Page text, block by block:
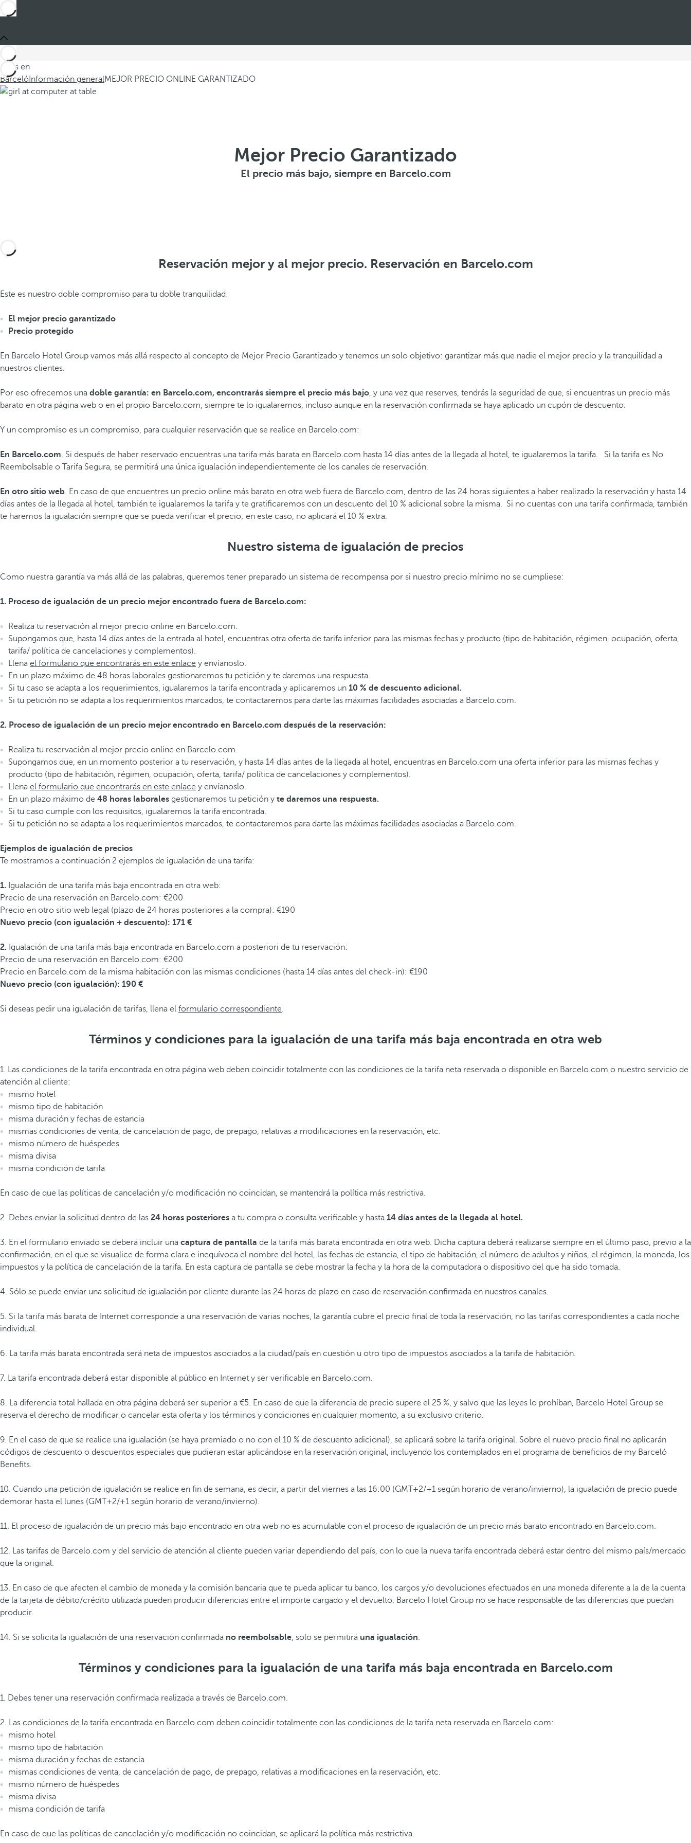
Estás en
Barceló Información generalMEJOR PRECIO ONLINE GARANTIZADO
Mejor Precio Garantizado
El precio más bajo, siempre en Barcelo.com
Reservación mejor y al mejor precio. Reservación en Barcelo.com
Este es nuestro doble compromiso para tu doble tranquilidad:
El mejor precio garantizado
Precio protegido
En Barcelo Hotel Group vamos más allá respecto al concepto de Mejor Precio Garantizado y tenemos un solo objetivo: garantizar más que nadie el mejor precio y la tranquilidad a
nuestros clientes.
Por eso ofrecemos una doble garantía: en Barcelo.com, encontrarás siempre el precio más bajo, y una vez que reserves, tendrás la seguridad de que, si encuentras un precio más
barato en otra página web o en el propio Barcelo.com, siempre te lo igualaremos, incluso aunque en la reservación confirmada se haya aplicado un cupón de descuento.
Y un compromiso es un compromiso, para cualquier reservación que se realice en Barcelo.com:
En Barcelo.com. Si después de haber reservado encuentras una tarifa más barata en Barcelo.com hasta 14 días antes de la llegada al hotel, te igualaremos la tarifa. Si la tarifa es No
Reembolsable o Tarifa Segura, se permitirá una única igualación independientemente de los canales de reservación.
En otro sitio web. En caso de que encuentres un precio online más barato en otra web fuera de Barcelo.com, dentro de las 24 horas siguientes a haber realizado la reservación y hasta 14
días antes de la llegada al hotel, también te igualaremos la tarifa y te gratificaremos con un descuento del 10 % adicional sobre la misma. Si no cuentas con una tarifa confirmada, también
te haremos la igualación siempre que se pueda verificar el precio; en este caso, no aplicará el 10 % extra.
Nuestro sistema de igualación de precios
Como nuestra garantía va más allá de las palabras, queremos tener preparado un sistema de recompensa por si nuestro precio mínimo no se cumpliese:
1. Proceso de igualación de un precio mejor encontrado fuera de Barcelo.com:
Realiza tu reservación al mejor precio online en Barcelo.com.
Supongamos que, hasta 14 días antes de la entrada al hotel, encuentras otra oferta de tarifa inferior para las mismas fechas y producto (tipo de habitación, régimen, ocupación, oferta,
tarifa/ política de cancelaciones y complementos).
Llena el formulario que encontrarás en este enlace y envíanoslo.
En un plazo máximo de 48 horas laborales gestionaremos tu petición y te daremos una respuesta.
Si tu caso se adapta a los requerimientos, igualaremos la tarifa encontrada y aplicaremos un 10 % de descuento adicional.
Si tu petición no se adapta a los requerimientos marcados, te contactaremos para darte las máximas facilidades asociadas a Barcelo.com.
2. Proceso de igualación de un precio mejor encontrado en Barcelo.com después de la reservación:
Realiza tu reservación al mejor precio online en Barcelo.com.
Supongamos que, en un momento posterior a tu reservación, y hasta 14 días antes de la llegada al hotel, encuentras en Barcelo.com una oferta inferior para las mismas fechas y
producto (tipo de habitación, régimen, ocupación, oferta, tarifa/ política de cancelaciones y complementos).
Llena el formulario que encontrarás en este enlace y envíanoslo.
En un plazo máximo de 48 horas laborales gestionaremos tu petición y te daremos una respuesta.
Si tu caso cumple con los requisitos, igualaremos la tarifa encontrada.
Si tu petición no se adapta a los requerimientos marcados, te contactaremos para darte las máximas facilidades asociadas a Barcelo.com.
Ejemplos de igualación de precios
Te mostramos a continuación 2 ejemplos de igualación de una tarifa:
1. Igualación de una tarifa más baja encontrada en otra web:
Precio de una reservación en Barcelo.com: €200
Precio en otro sitio web legal (plazo de 24 horas posteriores a la compra): €190
Nuevo precio (con igualación + descuento): 171 €
2. Igualación de una tarifa más baja encontrada en Barcelo.com a posteriori de tu reservación:
Precio de una reservación en Barcelo.com: €200
Precio en Barcelo.com de la misma habitación con las mismas condiciones (hasta 14 días antes del check-in): €190
Nuevo precio (con igualación): 190 €
Si deseas pedir una igualación de tarifas, llena el formulario correspondiente.
Términos y condiciones para la igualación de una tarifa más baja encontrada en otra web
1. Las condiciones de la tarifa encontrada en otra página web deben coincidir totalmente con las condiciones de la tarifa neta reservada o disponible en Barcelo.com o nuestro servicio de
atención al cliente:
mismo hotel
mismo tipo de habitación
misma duración y fechas de estancia
mismas condiciones de venta, de cancelación de pago, de prepago, relativas a modificaciones en la reservación, etc.
mismo número de huéspedes
misma divisa
misma condición de tarifa
En caso de que las políticas de cancelación y/o modificación no coincidan, se mantendrá la política más restrictiva.
2. Debes enviar la solicitud dentro de las 24 horas posteriores a tu compra o consulta verificable y hasta 14 días antes de la llegada al hotel.
3. En el formulario enviado se deberá incluir una captura de pantalla de la tarifa más barata encontrada en otra web. Dicha captura deberá realizarse siempre en el último paso, previo a la
confirmación, en el que se visualice de forma clara e inequívoca el nombre del hotel, las fechas de estancia, el tipo de habitación, el número de adultos y niños, el régimen, la moneda, los
impuestos y la política de cancelación de la tarifa. En esta captura de pantalla se debe mostrar la fecha y la hora de la computadora o dispositivo del que ha sido tomada.
4. Sólo se puede enviar una solicitud de igualación por cliente durante las 24 horas de plazo en caso de reservación confirmada en nuestros canales.
5. Si la tarifa más barata de Internet corresponde a una reservación de varias noches, la garantía cubre el precio final de toda la reservación, no las tarifas correspondientes a cada noche
individual.
6. La tarifa más barata encontrada será neta de impuestos asociados a la ciudad/país en cuestión u otro tipo de impuestos asociados a la tarifa de habitación.
7. La tarifa encontrada deberá estar disponible al público en Internet y ser verificable en Barcelo.com.
8. La diferencia total hallada en otra página deberá ser superior a €5. En caso de que la diferencia de precio supere el 25 %, y salvo que las leyes lo prohíban, Barcelo Hotel Group se
reserva el derecho de modificar o cancelar esta oferta y los términos y condiciones en cualquier momento, a su exclusivo criterio.
9. En el caso de que se realice una igualación (se haya premiado o no con el 10 % de descuento adicional), se aplicará sobre la tarifa original. Sobre el nuevo precio final no aplicarán
códigos de descuento o descuentos especiales que pudieran estar aplicándose en la reservación original, incluyendo los contemplados en el programa de beneficios de my Barceló
Benefits.
10. Cuando una petición de igualación se realice en fin de semana, es decir, a partir del viernes a las 16:00 (GMT+2/+1 según horario de verano/invierno), la igualación de precio puede
demorar hasta el lunes (GMT+2/+1 según horario de verano/invierno).
11. El proceso de igualación de un precio más bajo encontrado en otra web no es acumulable con el proceso de igualación de un precio más barato encontrado en Barcelo.com.
12. Las tarifas de Barcelo.com y del servicio de atención al cliente pueden variar dependiendo del país, con lo que la nueva tarifa encontrada deberá estar dentro del mismo país/mercado
que la original.
13. En caso de que afecten el cambio de moneda y la comisión bancaria que te pueda aplicar tu banco, los cargos y/o devoluciones efectuados en una moneda diferente a la de la cuenta
de la tarjeta de débito/crédito utilizada pueden producir diferencias entre el importe cargado y el devuelto. Barcelo Hotel Group no se hace responsable de las diferencias que puedan
producir.
14. Si se solicita la igualación de una reservación confirmada no reembolsable, solo se permitirá una igualación.
Términos y condiciones para la igualación de una tarifa más baja encontrada en Barcelo.com
1. Debes tener una reservación confirmada realizada a través de Barcelo.com.
2. Las condiciones de la tarifa encontrada en Barcelo.com deben coincidir totalmente con las condiciones de la tarifa neta reservada en Barcelo.com:
mismo hotel
mismo tipo de habitación
misma duración y fechas de estancia
mismas condiciones de venta, de cancelación de pago, de prepago, relativas a modificaciones en la reservación, etc.
mismo número de huéspedes
misma divisa
misma condición de tarifa
En caso de que las políticas de cancelación y/o modificación no coincidan, se aplicará la política más restrictiva.